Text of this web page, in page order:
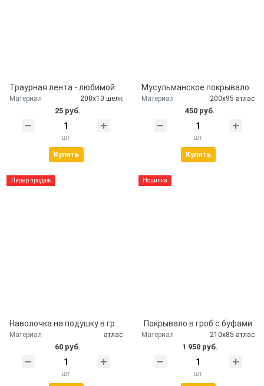
Материал 200х10 шелк
25 руб.
шт
Купить
Материал 200х95 атлас
450 руб.
шт
Купить
Лидер продаж
Наволочка на подушку в гроб
Материал атлас
60 руб.
шт
Новинка
Покрывало в гроб с буфами
Материал 210х85 атлас
1 950 руб.
шт